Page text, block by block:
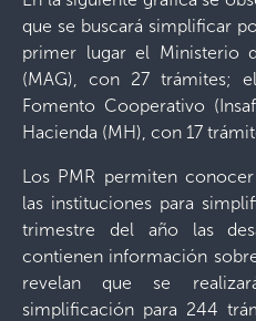
que se buscará simplificar
primer lugar el Ministerio
(MAG), con 27 trámites;
Fomento Cooperativo
Hacienda (MH), con 17
Los PMR permiten
las instituciones para
trimestre del año las
contienen información
revelan que se
simplificación para 244